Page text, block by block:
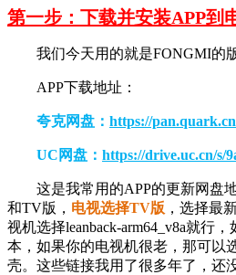
第一步：下载并安装APP到
我们今天用的就是FONGMI的版
APP下载地址：
夸克网盘： https://
UC网盘： https://drive.uc.cn/s/
这是我常用的APP的更新网盘地
和TV版， 电视选择TV版 ，选择最
视机选择leanback-arm64_v8a就行
本，如果你的电视机很老，那可以
壳。这些链接我用了很多年了，还